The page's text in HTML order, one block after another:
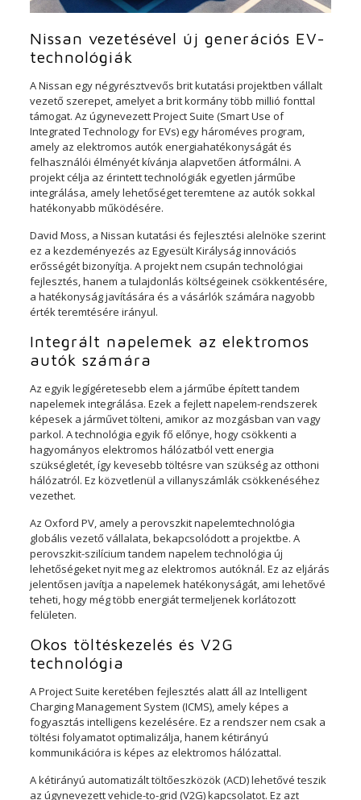
Nissan vezetésével új generációs EV-
technológiák
A Nissan egy négyrésztvevős brit kutatási projektben vállalt
vezető szerepet, amelyet a brit kormány több millió fonttal
támogat. Az úgynevezett Project Suite (Smart Use of
Integrated Technology for EVs) egy hároméves program,
amely az elektromos autók energiahatékonyságát és
felhasználói élményét kívánja alapvetően átformálni. A
projekt célja az érintett technológiák egyetlen járműbe
integrálása, amely lehetőséget teremtene az autók sokkal
hatékonyabb működésére.
David Moss, a Nissan kutatási és fejlesztési alelnöke szerint
ez a kezdeményezés az Egyesült Királyság innovációs
erősségét bizonyítja. A projekt nem csupán technológiai
fejlesztés, hanem a tulajdonlás költségeinek csökkentésére,
a hatékonyság javítására és a vásárlók számára nagyobb
érték teremtésére irányul.
Integrált napelemek az elektromos
autók számára
Az egyik legígéretesebb elem a járműbe épített tandem
napelemek integrálása. Ezek a fejlett napelem-rendszerek
képesek a járművet tölteni, amikor az mozgásban van vagy
parkol. A technológia egyik fő előnye, hogy csökkenti a
hagyományos elektromos hálózatból vett energia
szükségletét, így kevesebb töltésre van szükség az otthoni
hálózatról. Ez közvetlenül a villanyszámlák csökkenéséhez
vezethet.
Az Oxford PV, amely a perovszkit napelemtechnológia
globális vezető vállalata, bekapcsolódott a projektbe. A
perovszkit-szilícium tandem napelem technológia új
lehetőségeket nyit meg az elektromos autóknál. Ez az eljárás
jelentősen javítja a napelemek hatékonyságát, ami lehetővé
teheti, hogy még több energiát termeljenek korlátozott
felületen.
Okos töltéskezelés és V2G
technológia
A Project Suite keretében fejlesztés alatt áll az Intelligent
Charging Management System (ICMS), amely képes a
fogyasztás intelligens kezelésére. Ez a rendszer nem csak a
töltési folyamatot optimalizálja, hanem kétirányú
kommunikációra is képes az elektromos hálózattal.
A kétirányú automatizált töltőeszközök (ACD) lehetővé teszik
az úgynevezett vehicle-to-grid (V2G) kapcsolatot. Ez azt